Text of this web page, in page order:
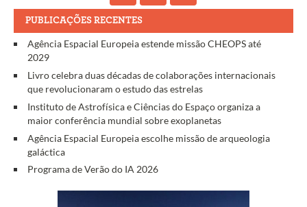
PUBLICAÇÕES RECENTES
Agência Espacial Europeia estende missão CHEOPS até
2029
Livro celebra duas décadas de colaborações internacionais
que revolucionaram o estudo das estrelas
Instituto de Astrofísica e Ciências do Espaço organiza a
maior conferência mundial sobre exoplanetas
Agência Espacial Europeia escolhe missão de arqueologia
galáctica
Programa de Verão do IA 2026